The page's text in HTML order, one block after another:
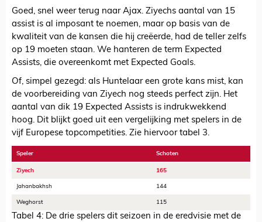
Goed, snel weer terug naar Ajax. Ziyechs aantal van 15
assist is al imposant te noemen, maar op basis van de
kwaliteit van de kansen die hij creëerde, had de teller zelfs
op 19 moeten staan. We hanteren de term Expected
Assists, die overeenkomt met Expected Goals.
Of, simpel gezegd: als Huntelaar een grote kans mist, kan
de voorbereiding van Ziyech nog steeds perfect zijn. Het
aantal van dik 19 Expected Assists is indrukwekkend
hoog. Dit blijkt goed uit een vergelijking met spelers in de
vijf Europese topcompetities. Zie hiervoor tabel 3.
Speler Schoten
Ziyech 165
Jahanbakhsh 144
Weghorst 115
Tabel 4: De drie spelers dit seizoen in de eredvisie met de